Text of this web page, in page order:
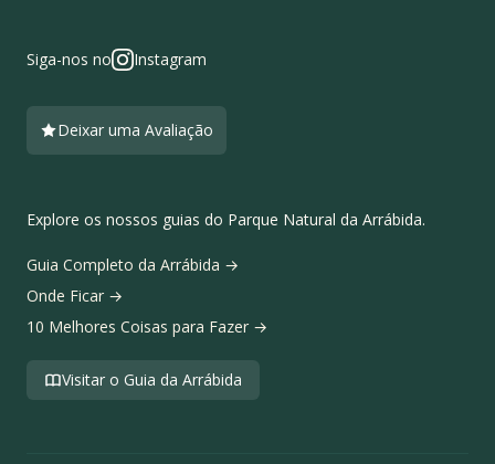
Siga-nos no Instagram
Deixar uma Avaliação
Explore os nossos guias do Parque Natural da Arrábida.
Guia Completo da Arrábida →
Onde Ficar →
10 Melhores Coisas para Fazer →
Visitar o Guia da Arrábida